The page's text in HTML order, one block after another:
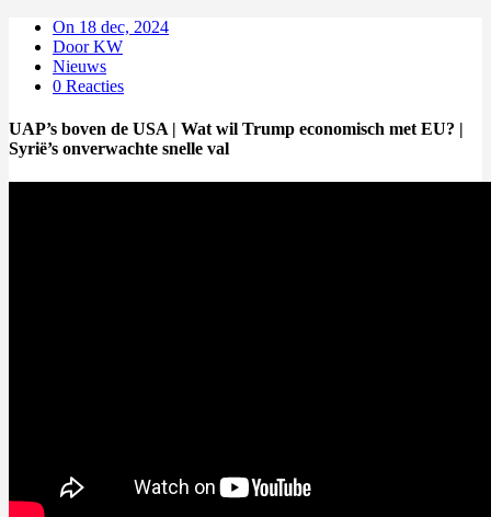
On 18 dec, 2024
Door KW
Nieuws
0 Reacties
UAP’s boven de USA | Wat wil Trump economisch met EU? |
Syrië’s onverwachte snelle val